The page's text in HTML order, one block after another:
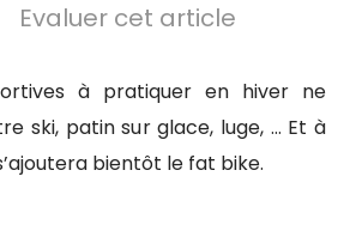
Evaluer cet article
à pratiquer en hiver ne
ski, patin sur glace, luge, … Et à
bientôt le fat bike.